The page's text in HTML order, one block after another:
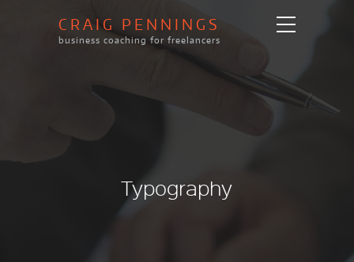
CRAIG PENNINGS
business coaching for freelancers
Typography